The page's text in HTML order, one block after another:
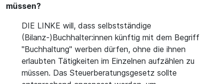
müssen?
DIE LINKE will, dass selbstständige
(Bilanz-)Buchhalter:innen künftig mit dem Begriff
"Buchhaltung" werben dürfen, ohne die ihnen
erlaubten Tätigkeiten im Einzelnen aufzählen zu
müssen. Das Steuerberatungsgesetz sollte